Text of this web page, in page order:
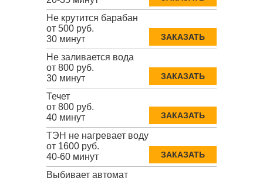
Не крутится барабан
от 500 руб.
30 минут
ЗАКАЗАТЬ
Не заливается вода
от 800 руб.
30 минут
ЗАКАЗАТЬ
Течет
от 800 руб.
40 минут
ЗАКАЗАТЬ
ТЭН не нагревает воду
от 1600 руб.
40-60 минут
ЗАКАЗАТЬ
Выбивает автомат